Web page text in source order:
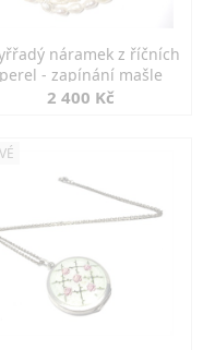
náramek z říčních
perel - zapínání mašle
2 400 Kč